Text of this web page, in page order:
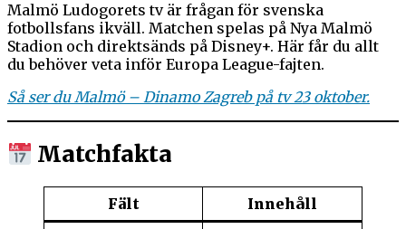
Malmö Ludogorets tv är frågan för svenska
fotbollsfans ikväll. Matchen spelas på Nya Malmö
Stadion och direktsänds på Disney+. Här får du allt
du behöver veta inför Europa League-fajten.
Så ser du Malmö – Dinamo Zagreb på tv 23 oktober.
Matchfakta
Fält Innehåll